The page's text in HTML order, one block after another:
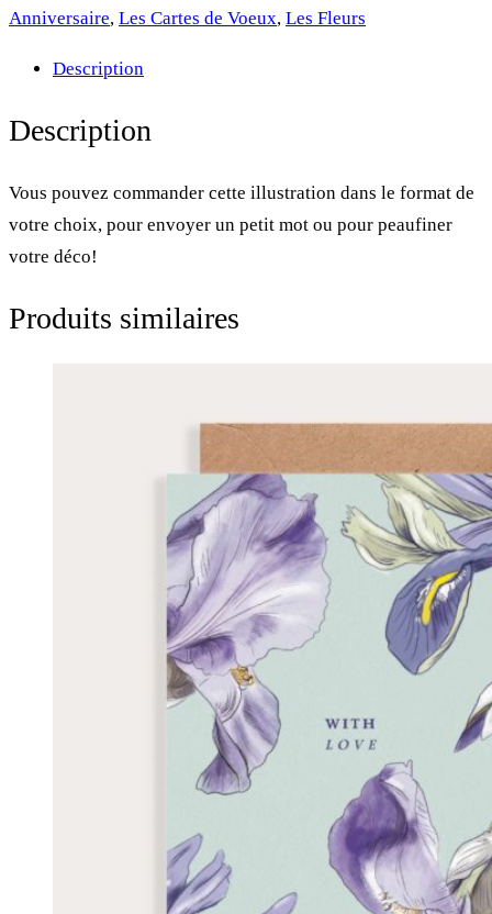
Affiche
Août
Anniversaire, Les Cartes de Voeux, Les Fleurs
Description
Description
Vous pouvez commander cette illustration dans le format de
votre choix, pour envoyer un petit mot ou pour peaufiner
votre déco!
Produits similaires